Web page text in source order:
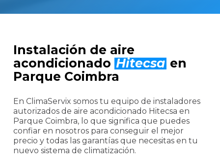
Instalación de aire
acondicionado Hitecsa en
Parque Coimbra
En ClimaServix somos tu equipo de instaladores
autorizados de aire acondicionado Hitecsa en
Parque Coimbra, lo que significa que puedes
confiar en nosotros para conseguir el mejor
precio y todas las garantías que necesitas en tu
nuevo sistema de climatización.